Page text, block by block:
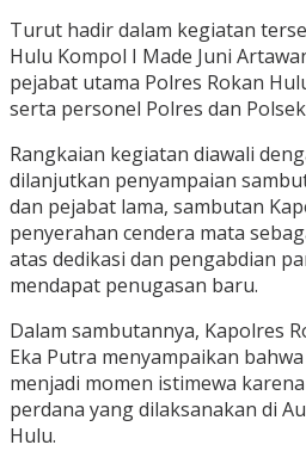
Turut hadir dalam kegiatan
Hulu Kompol I Made Juni
pejabat utama Polres Rokan
serta personel Polres dan
Rangkaian kegiatan diawali
dilanjutkan penyampaian
dan pejabat lama, sambutan
penyerahan cendera mata
atas dedikasi dan pengabdian
mendapat penugasan baru.
Dalam sambutannya, Kapolres
Eka Putra menyampaikan
menjadi momen istimewa
perdana yang dilaksanakan di
Hulu.